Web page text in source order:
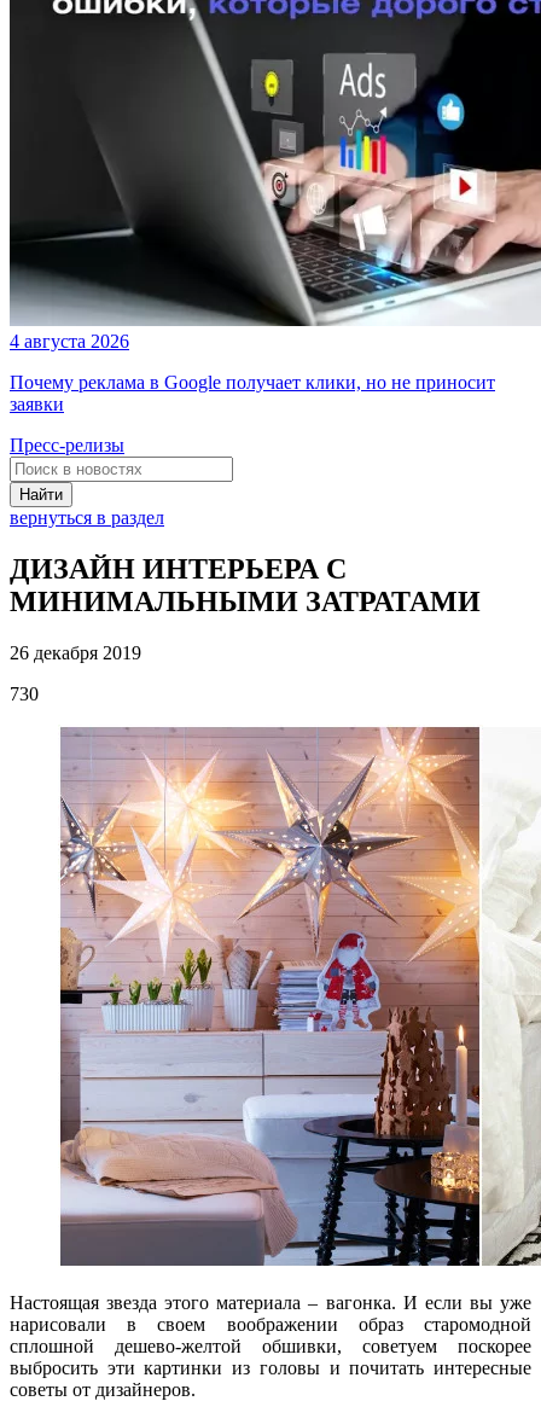
4 августа 2026
Почему реклама в Google получает клики, но не приносит
заявки
Пресс-релизы
Найти
вернуться в раздел
ДИЗАЙН ИНТЕРЬЕРА С
МИНИМАЛЬНЫМИ ЗАТРАТАМИ
26 декабря 2019
730
Настоящая звезда этого материала – вагонка. И если вы уже
нарисовали в своем воображении образ старомодной
сплошной дешево-желтой обшивки, советуем поскорее
выбросить эти картинки из головы и почитать интересные
советы от дизайнеров.